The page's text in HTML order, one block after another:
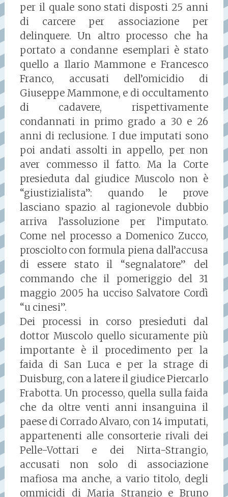
per il quale sono stati disposti 25 anni
di carcere per associazione per
delinquere. Un altro processo che ha
portato a condanne esemplari è stato
quello a Ilario Mammone e Francesco
Franco, accusati dell’omicidio di
Giuseppe Mammone, e di occultamento
di cadavere, rispettivamente
condannati in primo grado a 30 e 26
anni di reclusione. I due imputati sono
poi andati assolti in appello, per non
aver commesso il fatto. Ma la Corte
presieduta dal giudice Muscolo non è
“giustizialista”: quando le prove
lasciano spazio al ragionevole dubbio
arriva l’assoluzione per l’imputato.
Come nel processo a Domenico Zucco,
prosciolto con formula piena dall’accusa
di essere stato il “segnalatore” del
commando che il pomeriggio del 31
maggio 2005 ha ucciso Salvatore Cordì
“u cinesi”.
Dei processi in corso presieduti dal
dottor Muscolo quello sicuramente più
importante è il procedimento per la
faida di San Luca e per la strage di
Duisburg, con a latere il giudice Piercarlo
Frabotta. Un processo, quella sulla faida
che da oltre venti anni insanguina il
paese di Corrado Alvaro, con 14 imputati,
appartenenti alle consorterie rivali dei
Pelle-Vottari e dei Nirta-Strangio,
accusati non solo di associazione
mafiosa ma anche, a vario titolo, degli
ommicidi di Maria Strangio e Bruno